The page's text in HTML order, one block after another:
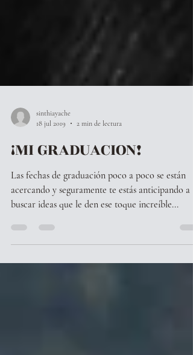
18 jul 2019
2 min de lectura
¡MI GRADUACION!
Las fechas de graduación poco a poco se están
buscar ideas que le den ese toque increíble...